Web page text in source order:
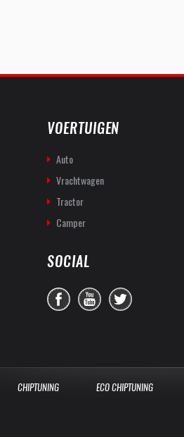
VOERTUIGEN
Auto
Vrachtwagen
Tractor
Camper
SOCIAL
CHIPTUNING ECO CHIPTUNING